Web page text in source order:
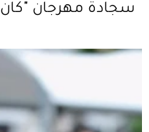
سجادة مهرجان "كان"